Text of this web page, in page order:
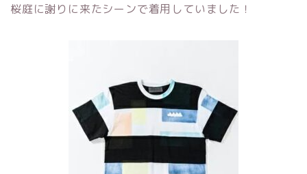
桜庭に謝りに来たシーンで着用していました！